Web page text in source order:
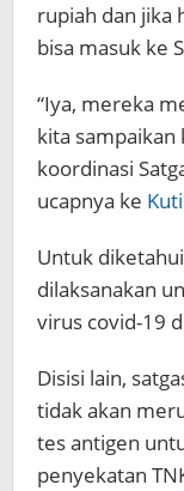
rupiah dan jika
bisa masuk ke
“Iya, mereka
kita sampaikan
koordinasi
ucapnya ke
Untuk
dilaksanakan
virus covid-19
Disisi lain,
tidak akan
tes antigen
penyekatan